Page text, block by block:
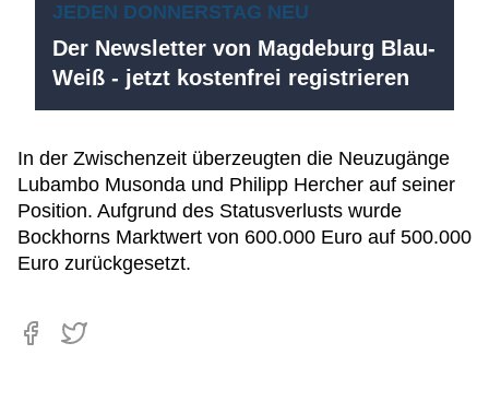
JEDEN DONNERSTAG NEU
Der Newsletter von Magdeburg Blau-
Weiß - jetzt kostenfrei registrieren
In der Zwischenzeit überzeugten die Neuzugänge
Lubambo Musonda und Philipp Hercher auf seiner
Position. Aufgrund des Statusverlusts wurde
Bockhorns Marktwert von 600.000 Euro auf 500.000
Euro zurückgesetzt.